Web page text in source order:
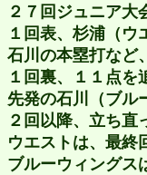
２７回ジュニア大
１回表、杉浦（ウ
石川の本塁打など
１回裏、１１点を
先発の石川（ブル
２回以降、立ち直
ウエストは、最終
ブルーウィングス